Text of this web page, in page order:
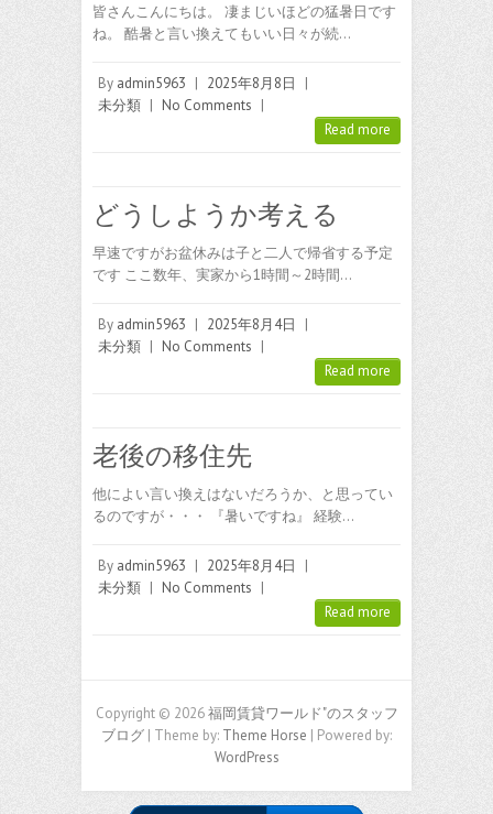
皆さんこんにちは。 凄まじいほどの猛暑日です
ね。 酷暑と言い換えてもいい日々が続…
By admin5963 | 2025年8月8日
|
未分類 | No Comments |
Read more
どうしようか考える
早速ですがお盆休みは子と二人で帰省する予定
です ここ数年、実家から1時間～2時間…
By admin5963 | 2025年8月4日
|
未分類 | No Comments |
Read more
老後の移住先
他によい言い換えはないだろうか、と思ってい
るのですが・・・ 『暑いですね』 経験…
By admin5963 | 2025年8月4日
|
未分類 | No Comments |
Read more
Copyright © 2026福岡賃貸ワールド"のスタッフ
ブログ | Theme by: Theme Horse | Powered by:
WordPress